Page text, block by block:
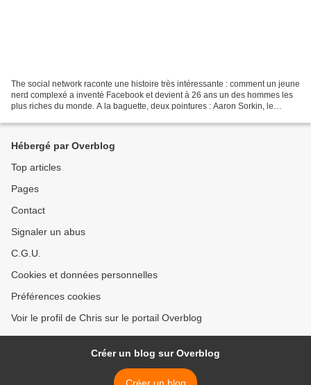
The social network raconte une histoire très intéressante : comment un jeune
nerd complexé a inventé Facebook et devient à 26 ans un des hommes les
plus riches du monde. A la baguette, deux pointures : Aaron Sorkin, le
Hébergé par Overblog
Top articles
Pages
Contact
Signaler un abus
C.G.U.
Cookies et données personnelles
Préférences cookies
Voir le profil de Chris sur le portail Overblog
Créer un blog sur Overblog